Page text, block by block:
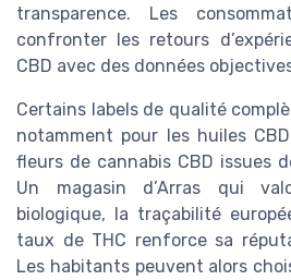
transparence. Les
confronter les retours
CBD avec des données
Certains labels de qualité
notamment pour les huiles
fleurs de cannabis CBD issues
Un magasin d’Arras qui
biologique, la traçabilité
taux de THC renforce sa
Les habitants peuvent alors